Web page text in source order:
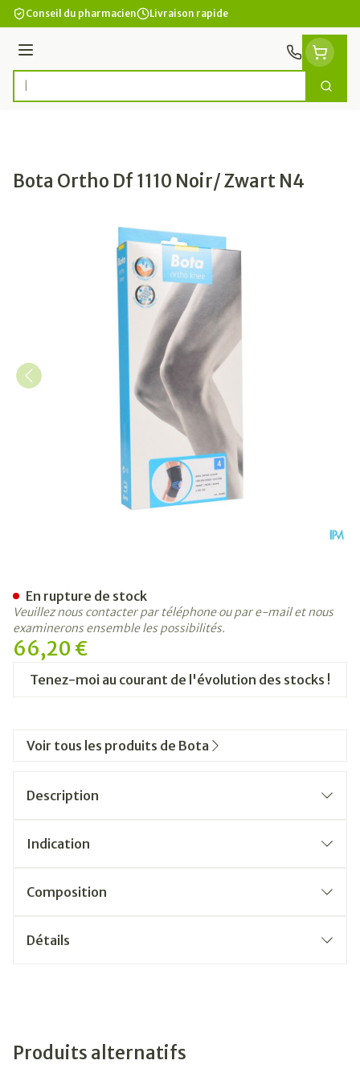
Aller au contenu
Conseil du pharmacien Livraison rapide
Menu
Rechercher
Bota Ortho Df 1110 Noir/ Zwart N4
66,20 €
Tenez-moi au courant de l'évolution des stocks !
En rupture de stock
Veuillez nous contacter par téléphone ou par e-mail et nous
examinerons ensemble les possibilités.
Voir tous les produits de Bota
Description
Indication
Composition
Détails
Produits alternatifs